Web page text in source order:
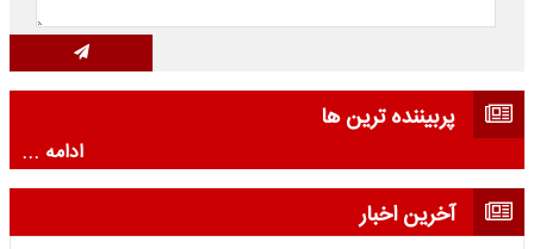
پربیننده ترین ها
ادامه ...
آخرین اخبار